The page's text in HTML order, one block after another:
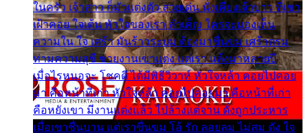
ในครัว เจ้าสาว ก็มัวแต่งตัว สวยเด่น นั่งเคียงเจ้าบ่าว ที่เขา
เฝ้าคอย ใจเต้น หัวใจของเรา ลำเค็ญ ใครจะมองเห็น
ความใน ใจ เศร้า มันร้าวระบม ต้องมาขื่นขม เศร้าตรม
ท่ามความสุขี ช่วยงานเขาแต่ง แต่เรา แล้งมาหลายปี
เมื่อไรหนอจะ โชคดี ได้มีพิธีวิวาห์ หัวใจหล้า คอยไปคอย
มา คือหน้าที่เก่า หัวใจหล้า คอยไปคอยมา คือหน้าที่เก่า
คือหยังเขา มีงานแต่งแล้ว ไปล้างแต่จาน ดั่งถูกประหาร
เมื่อเขาชื่นบาน แต่เราขื่นขม โอ้ รัก ลอยลม ไม่สม ดัง ใจ